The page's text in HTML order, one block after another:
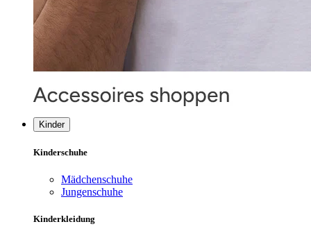
Kinder
Kinderschuhe
Mädchenschuhe
Jungenschuhe
Kinderkleidung